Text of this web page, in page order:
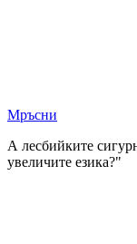
Мръсни
А лесбийките
увеличите езика?"